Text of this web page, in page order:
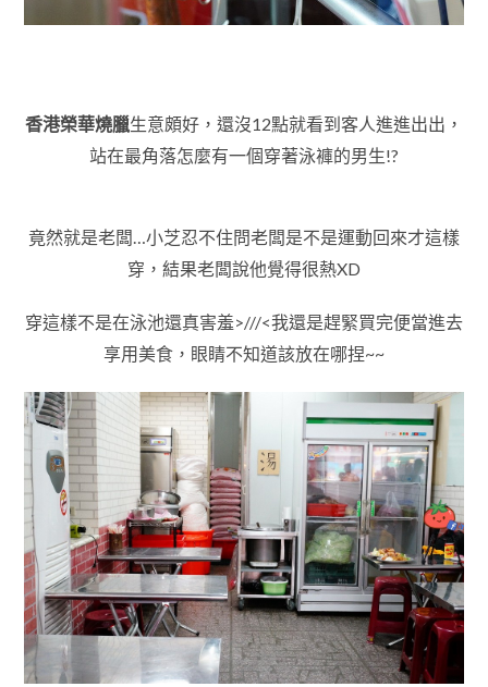
香港榮華燒臘生意頗好，還沒12點就看到客人進進出出，
站在最角落怎麼有一個穿著泳褲的男生!?
竟然就是老闆…小芝忍不住問老闆是不是運動回來才這樣
穿，結果老闆說他覺得很熱XD
穿這樣不是在泳池還真害羞>///<我還是趕緊買完便當進去
享用美食，眼睛不知道該放在哪捏~~